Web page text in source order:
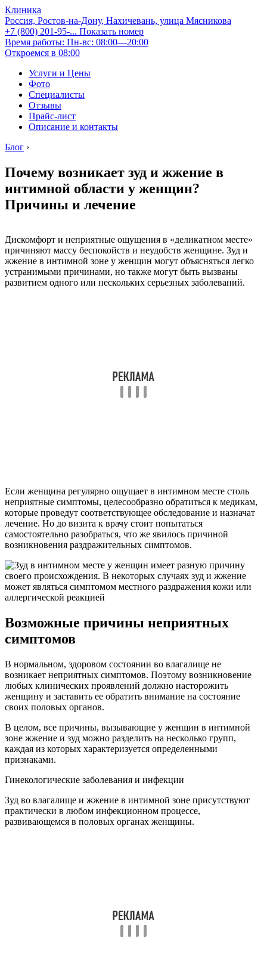
Клиника
Россия, Ростов-на-Дону, Нахичевань, улица Мясникова
+7 (800) 201-95-... Показать номер
Время работы: Пн-вс: 08:00—20:00
Откроемся в 08:00
Услуги и Цены
Фото
Специалисты
Отзывы
Прайс-лист
Описание и контакты
Блог ›
Почему возникает зуд и жжение в
интимной области у женщин?
Причины и лечение
Дискомфорт и неприятные ощущения в «деликатном месте»
причиняют массу беспокойств и неудобств женщине. Зуд и
жжение в интимной зоне у женщин могут объясняться легко
устранимыми причинами, но также могут быть вызваны
развитием одного или нескольких серьезных заболеваний.
Если женщина регулярно ощущает в интимном месте столь
неприятные симптомы, целесообразно обратиться к медикам,
которые проведут соответствующее обследование и назначат
лечение. Но до визита к врачу стоит попытаться
самостоятельно разобраться, что же явилось причиной
возникновения раздражительных симптомов.
Возможные причины неприятных
симптомов
В нормальном, здоровом состоянии во влагалище не
возникает неприятных симптомов. Поэтому возникновение
любых клинических проявлений должно насторожить
женщину и заставить ее обратить внимание на состояние
своих половых органов.
В целом, все причины, вызывающие у женщин в интимной
зоне жжение и зуд можно разделить на несколько групп,
каждая из которых характеризуется определенными
признаками.
Гинекологические заболевания и инфекции
Зуд во влагалище и жжение в интимной зоне присутствуют
практически в любом инфекционном процессе,
развивающемся в половых органах женщины.